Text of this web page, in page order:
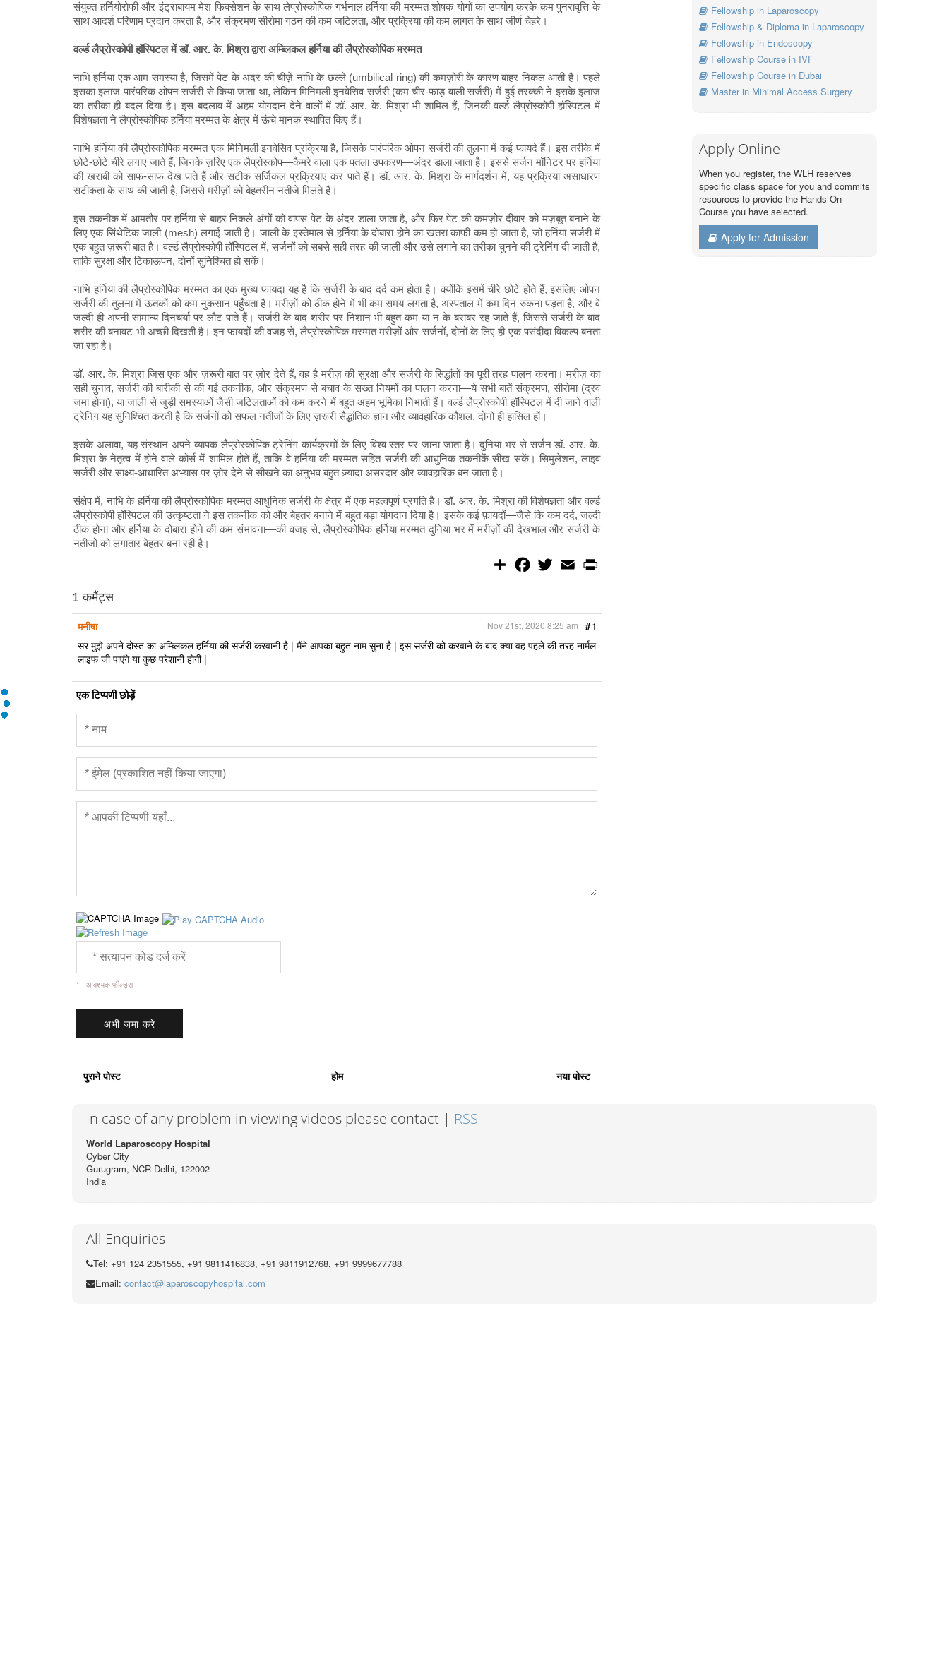
संयुक्त हर्नियोरोफी और इंट्राबायम मेश फिक्सेशन के साथ लेप्रोस्कोपिक गर्भनाल हर्निया की मरम्मत शोषक योगों का उपयोग करके कम पुनरावृत्ति के
साथ आदर्श परिणाम प्रदान करता है, और संक्रमण सीरोमा गठन की कम जटिलता, और प्रक्रिया की कम लागत के साथ जीर्ण चेहरे।
वर्ल्ड लैप्रोस्कोपी हॉस्पिटल में डॉ. आर. के. मिश्रा द्वारा अम्ब्लिकलहर्निया की लैप्रोस्कोपिक मरम्मत
नाभि हर्निया एक आम समस्या है, जिसमें पेट के अंदर की चीज़ें नाभि के छल्ले (umbilical ring) की कमज़ोरी के कारण बाहर निकल आती हैं। पहले
इसका इलाज पारंपरिक ओपन सर्जरी से किया जाता था, लेकिन मिनिमली इनवेसिव सर्जरी (कम चीर-फाड़ वाली सर्जरी) में हुई तरक्की ने इसके इलाज
का तरीका ही बदल दिया है। इस बदलाव में अहम योगदान देने वालों में डॉ. आर. के. मिश्रा भी शामिल हैं, जिनकी वर्ल्ड लैप्रोस्कोपी हॉस्पिटल में
विशेषज्ञता ने लैप्रोस्कोपिक हर्निया मरम्मत के क्षेत्र में ऊंचे मानक स्थापित किए हैं।
नाभि हर्निया की लैप्रोस्कोपिक मरम्मत एक मिनिमली इनवेसिव प्रक्रिया है, जिसके पारंपरिक ओपन सर्जरी की तुलना में कई फायदे हैं। इस तरीके में
छोटे-छोटे चीरे लगाए जाते हैं, जिनके ज़रिए एक लैप्रोस्कोप—कैमरे वाला एक पतला उपकरण—अंदर डाला जाता है। इससे सर्जन मॉनिटर पर हर्निया
की खराबी को साफ-साफ देख पाते हैं और सटीक सर्जिकल प्रक्रियाएं कर पाते हैं। डॉ. आर. के. मिश्रा के मार्गदर्शन में, यह प्रक्रिया असाधारण
सटीकता के साथ की जाती है, जिससे मरीज़ों को बेहतरीन नतीजे मिलते हैं।
इस तकनीक में आमतौर पर हर्निया से बाहर निकले अंगों को वापस पेट के अंदर डाला जाता है, और फिर पेट की कमज़ोर दीवार को मज़बूत बनाने के
लिए एक सिंथेटिक जाली (mesh) लगाई जाती है। जाली के इस्तेमाल से हर्निया के दोबारा होने का खतरा काफी कम हो जाता है, जो हर्निया सर्जरी में
एक बहुत ज़रूरी बात है। वर्ल्ड लैप्रोस्कोपी हॉस्पिटल में, सर्जनों को सबसे सही तरह की जाली और उसे लगाने का तरीका चुनने की ट्रेनिंग दी जाती है,
ताकि सुरक्षा और टिकाऊपन, दोनों सुनिश्चित हो सकें।
नाभि हर्निया की लैप्रोस्कोपिक मरम्मत का एक मुख्य फायदा यह है कि सर्जरी के बाद दर्द कम होता है। क्योंकि इसमें चीरे छोटे होते हैं, इसलिए ओपन
सर्जरी की तुलना में ऊतकों को कम नुकसान पहुँचता है। मरीज़ों को ठीक होने में भी कम समय लगता है, अस्पताल में कम दिन रुकना पड़ता है, और वे
जल्दी ही अपनी सामान्य दिनचर्या पर लौट पाते हैं। सर्जरी के बाद शरीर पर निशान भी बहुत कम या न के बराबर रह जाते हैं, जिससे सर्जरी के बाद
शरीर की बनावट भी अच्छी दिखती है। इन फायदों की वजह से, लैप्रोस्कोपिक मरम्मत मरीज़ों और सर्जनों, दोनों के लिए ही एक पसंदीदा विकल्प बनता
जा रहा है।
डॉ. आर. के. मिश्रा जिस एक और ज़रूरी बात पर ज़ोर देते हैं, वह है मरीज़ की सुरक्षा और सर्जरी के सिद्धांतों का पूरी तरह पालन करना। मरीज़ का
सही चुनाव, सर्जरी की बारीकी से की गई तकनीक, और संक्रमण से बचाव के सख्त नियमों का पालन करना—ये सभी बातें संक्रमण, सीरोमा (द्रव
जमा होना), या जाली से जुड़ी समस्याओं जैसी जटिलताओं को कम करने में बहुत अहम भूमिका निभाती हैं। वर्ल्ड लैप्रोस्कोपी हॉस्पिटल में दी जाने वाली
ट्रेनिंग यह सुनिश्चित करती है कि सर्जनों को सफल नतीजों के लिए ज़रूरी सैद्धांतिक ज्ञान और व्यावहारिक कौशल, दोनों ही हासिल हों।
इसके अलावा, यह संस्थान अपने व्यापक लैप्रोस्कोपिक ट्रेनिंग कार्यक्रमों के लिए विश्व स्तर पर जाना जाता है। दुनिया भर से सर्जन डॉ. आर. के.
मिश्रा के नेतृत्व में होने वाले कोर्स में शामिल होते हैं, ताकि वे हर्निया की मरम्मत सहित सर्जरी की आधुनिक तकनीकें सीख सकें। सिमुलेशन, लाइव
सर्जरी और साक्ष्य-आधारित अभ्यास पर ज़ोर देने से सीखने का अनुभव बहुत ज़्यादा असरदार और व्यावहारिक बन जाता है।
संक्षेप में, नाभि के हर्निया की लैप्रोस्कोपिक मरम्मत आधुनिक सर्जरी के क्षेत्र में एक महत्वपूर्ण प्रगति है। डॉ. आर. के. मिश्रा की विशेषज्ञता और वर्ल्ड
लैप्रोस्कोपी हॉस्पिटल की उत्कृष्टता ने इस तकनीक को और बेहतर बनाने में बहुत बड़ा योगदान दिया है। इसके कई फ़ायदों—जैसे कि कम दर्द, जल्दी
ठीक होना और हर्निया के दोबारा होने की कम संभावना—की वजह से, लैप्रोस्कोपिक हर्निया मरम्मत दुनिया भर में मरीज़ों की देखभाल और सर्जरी के
नतीजों को लगातार बेहतर बना रही है।
S
o
o
w
e
r
E
m
1 कमैंट्स
मनीषा #1
Nov 21st, 2020 8:25 am
सर मुझे अपने दोस्त का अम्ब्लिकल हर्निया की सर्जरी करवानी है | मैंने आपका बहुत नाम सुना है | इस सर्जरी को करवाने के बाद क्या वह पहले की तरह नार्मल
लाइफ जी पाएंगे या कुछ परेशानी होगी |
एक टिप्पणी छोड़ें
* - आवश्यक फील्ड्स
पुराने पोस्ट होम नया पोस्ट
Fellowship in Laparoscopy
Fellowship & Diploma in Laparoscopy
Fellowship in Endoscopy
Fellowship Course in IVF
Fellowship Course in Dubai
Master in Minimal Access Surgery
Apply Online
When you register, the WLH reserves
specific class space for you and commits
resources to provide the Hands On
Course you have selected.
Apply for Admission
In case of any problem in viewing videos please contact | RSS
World Laparoscopy Hospital
Cyber City
Gurugram, NCR Delhi, 122002
India
All Enquiries
Tel: +91 124 2351555, +91 9811416838, +91 9811912768, +91 9999677788
Email: contact@laparoscopyhospital.com